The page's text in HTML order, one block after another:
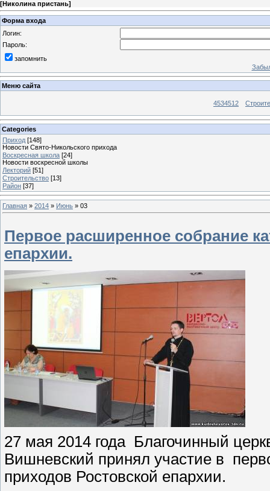
[Николина пристань]
Форма входа
Логин:
Пароль:
запомнить
Меню сайта
4534512
Categories
Приход [148]
Новости Свято-Никольского прихода
Воскресная школа [24]
Новости воскресной школы
Лекторий [51]
Строительство [13]
Район [37]
Главная » 2014 » Июнь » 03
Первое расширенное собрание
епархии.
27 мая 2014 года Благочинный
Вишневский принял участие в
приходов Ростовской епархии.